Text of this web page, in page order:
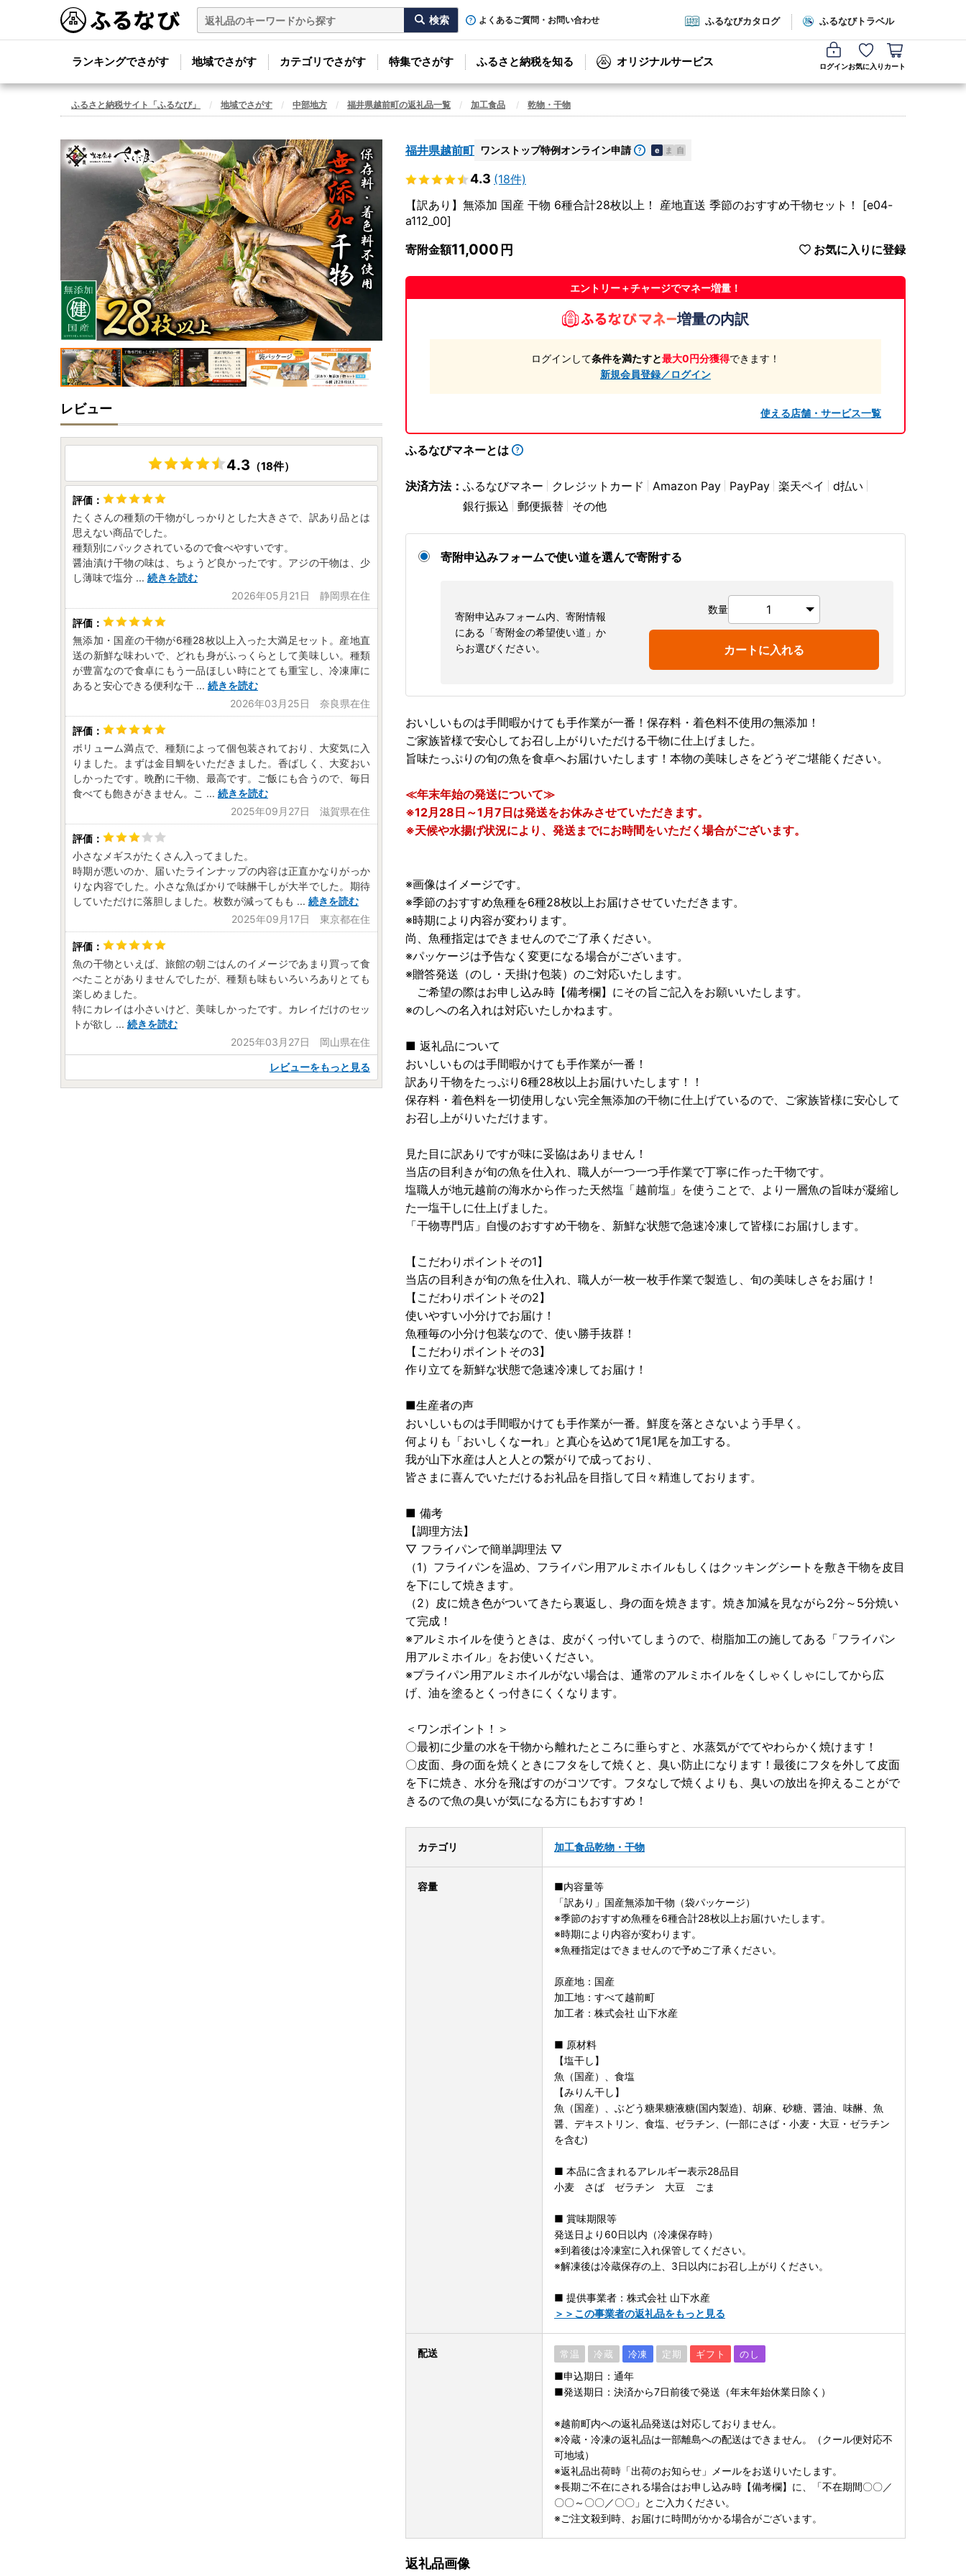
よくあるご質問・お問い合わせ ふるなびカタログ ふるなびトラベル
ランキングでさがす 地域でさがす カテゴリでさがす 特集でさがす ふるさと納税を知る オリジナルサービス ログインお気に入り カート
ふるさと納税サイト「ふるなび」 地域でさがす 中部地方 福井県越前町の返礼品一覧 加工食品 乾物・干物
福井県越前町 ワンストップ特例オンライン申請 e ま 自
4.3 (18件)
【訳あり】無添加 国産 干物 6種合計28枚以上！ 産地直送 季節のおすすめ干物セット！ [e04-
a112_00]
寄附金額11,000 お気に入りに登録
エントリー＋チャージでマネー増量！
増量の内訳
ログインして条件を満たすと最大0円分獲得できます！
新規会員登録／ログイン
使える店舗・サービス一覧
ふるなびマネーとは
決済方法： ふるなびマネー クレジットカード Amazon Pay PayPay 楽天ペイ
d払い
銀行振込
郵便振替 その他
寄附申込みフォームで使い道を選んで寄附する
寄附申込みフォーム内、寄附情報
にある「寄附金の希望使い道」か
らお選びください。
数量
カートに入れる
おいしいものは手間暇かけても手作業が一番！保存料・着色料不使用の無添加！
ご家族皆様で安心してお召し上がりいただける干物に仕上げました。
旨味たっぷりの旬の魚を食卓へお届けいたします！本物の美味しさをどうぞご堪能ください。
≪年末年始の発送について≫
※12月28日～1月7日は発送をお休みさせていただきます。
※天候や水揚げ状況により、発送までにお時間をいただく場合がございます。
※画像はイメージです。
※季節のおすすめ魚種を6種28枚以上お届けさせていただきます。
※時期により内容が変わります。
尚、魚種指定はできませんのでご了承ください。
※パッケージは予告なく変更になる場合がございます。
※贈答発送（のし・天掛け包装）のご対応いたします。
ご希望の際はお申し込み時【備考欄】にその旨ご記入をお願いいたします。
※のしへの名入れは対応いたしかねます。
■ 返礼品について
おいしいものは手間暇かけても手作業が一番！
訳あり干物をたっぷり6種28枚以上お届けいたします！！
保存料・着色料を一切使用しない完全無添加の干物に仕上げているので、ご家族皆様に安心して
お召し上がりいただけます。
見た目に訳ありですが味に妥協はありません！
当店の目利きが旬の魚を仕入れ、職人が一つ一つ手作業で丁寧に作った干物です。
塩職人が地元越前の海水から作った天然塩「越前塩」を使うことで、より一層魚の旨味が凝縮し
た一塩干しに仕上げました。
「干物専門店」自慢のおすすめ干物を、新鮮な状態で急速冷凍して皆様にお届けします。
【こだわりポイントその1】
当店の目利きが旬の魚を仕入れ、職人が一枚一枚手作業で製造し、旬の美味しさをお届け！
【こだわりポイントその2】
使いやすい小分けでお届け！
魚種毎の小分け包装なので、使い勝手抜群！
【こだわりポイントその3】
作り立てを新鮮な状態で急速冷凍してお届け！
■生産者の声
おいしいものは手間暇かけても手作業が一番。鮮度を落とさないよう手早く。
何よりも「おいしくなーれ」と真心を込めて1尾1尾を加工する。
我が山下水産は人と人との繋がりで成っており、
皆さまに喜んでいただけるお礼品を目指して日々精進しております。
■ 備考
【調理方法】
▽ フライパンで簡単調理法 ▽
（1）フライパンを温め、フライパン用アルミホイルもしくはクッキングシートを敷き干物を皮目
を下にして焼きます。
（2）皮に焼き色がついてきたら裏返し、身の面を焼きます。焼き加減を見ながら2分～5分焼い
て完成！
※アルミホイルを使うときは、皮がくっ付いてしまうので、樹脂加工の施してある「フライパン
用アルミホイル」をお使いください。
※プライパン用アルミホイルがない場合は、通常のアルミホイルをくしゃくしゃにしてから広
げ、油を塗るとくっ付きにくくなります。
＜ワンポイント！＞
〇最初に少量の水を干物から離れたところに垂らすと、水蒸気がでてやわらかく焼けます！
〇皮面、身の面を焼くときにフタをして焼くと、臭い防止になります！最後にフタを外して皮面
を下に焼き、水分を飛ばすのがコツです。フタなしで焼くよりも、臭いの放出を抑えることがで
きるので魚の臭いが気になる方にもおすすめ！
カテゴリ 加工食品乾物・干物
容量
■内容量等
「訳あり」国産無添加干物（袋パッケージ）
※季節のおすすめ魚種を6種合計28枚以上お届けいたします。
※時期により内容が変わります。
※魚種指定はできませんので予めご了承ください。
原産地：国産
加工地：すべて越前町
加工者：株式会社 山下水産
■ 原材料
【塩干し】
魚（国産）、食塩
【みりん干し】
魚（国産）、ぶどう糖果糖液糖(国内製造)、胡麻、砂糖、醤油、味醂、魚
醤、デキストリン、食塩、ゼラチン、(一部にさば・小麦・大豆・ゼラチン
を含む)
■ 本品に含まれるアレルギー表示28品目
小麦 さば ゼラチン 大豆 ごま
■ 賞味期限等
発送日より60日以内（冷凍保存時）
※到着後は冷凍室に入れ保管してください。
※解凍後は冷蔵保存の上、3日以内にお召し上がりください。
■ 提供事業者：株式会社 山下水産
＞＞この事業者の返礼品をもっと見る
配送 常温 冷蔵 冷凍 定期 ギフト のし
■申込期日：通年
■発送期日：決済から7日前後で発送（年末年始休業日除く）
※越前町内への返礼品発送は対応しておりません。
※冷蔵・冷凍の返礼品は一部離島への配送はできません。（クール便対応不
可地域）
※返礼品出荷時「出荷のお知らせ」メールをお送りいたします。
※長期ご不在にされる場合はお申し込み時【備考欄】に、「不在期間〇〇／
〇〇～〇〇／〇〇」とご入力ください。
※ご注文殺到時、お届けに時間がかかる場合がございます。
返礼品画像
レビュー
4.3 （18件）
たくさんの種類の干物がしっかりとした大きさで、訳あり品とは
思えない商品でした。
種類別にパックされているので食べやすいです。
醤油漬け干物の味は、ちょうど良かったです。アジの干物は、少
し薄味で塩分 ... 続きを読む
2026年05月21日 静岡県在住
無添加・国産の干物が6種28枚以上入った大満足セット。産地直
送の新鮮な味わいで、どれも身がふっくらとして美味しい。種類
が豊富なので食卓にもう一品ほしい時にとても重宝し、冷凍庫に
あると安心できる便利な干 ... 続きを読む
2026年03月25日 奈良県在住
ボリューム満点で、種類によって個包装されており、大変気に入
りました。まずは金目鯛をいただきました。香ばしく、大変おい
しかったです。晩酌に干物、最高です。ご飯にも合うので、毎日
食べても飽きがきません。こ ... 続きを読む
2025年09月27日 滋賀県在住
小さなメギスがたくさん入ってました。
時期が悪いのか、届いたラインナップの内容は正直かなりがっか
りな内容でした。小さな魚ばかりで味醂干しが大半でした。期待
していただけに落胆しました。枚数が減ってもも ... 続きを読む
2025年09月17日 東京都在住
魚の干物といえば、旅館の朝ごはんのイメージであまり買って食
べたことがありませんでしたが、種類も味もいろいろありとても
楽しめました。
特にカレイは小さいけど、美味しかったです。カレイだけのセッ
トが欲し ... 続きを読む
2025年03月27日 岡山県在住
レビューをもっと見る